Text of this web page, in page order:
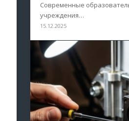
Современные
учреждения…
15.12.2025